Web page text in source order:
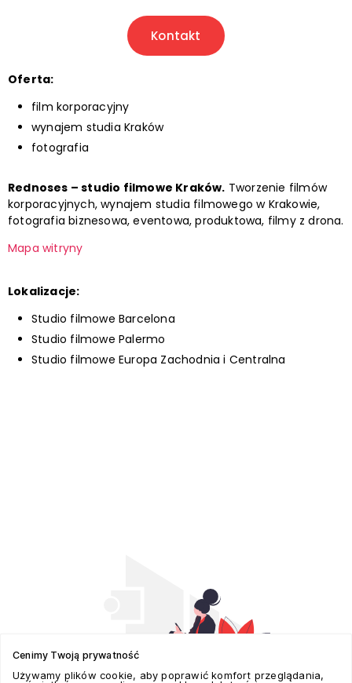
Kontakt
Oferta:
film korporacyjny
wynajem studia Kraków
fotografia
Rednoses – studio filmowe Kraków. Tworzenie filmów
korporacyjnych, wynajem studia filmowego w Krakowie,
fotografia biznesowa, eventowa, produktowa, filmy z drona.
Mapa witryny
Lokalizacje:
Studio filmowe Barcelona
Studio filmowe Palermo
Studio filmowe Europa Zachodnia i Centralna
Cenimy Twoją prywatność
Używamy plików cookie, aby poprawić komfort przeglądania,